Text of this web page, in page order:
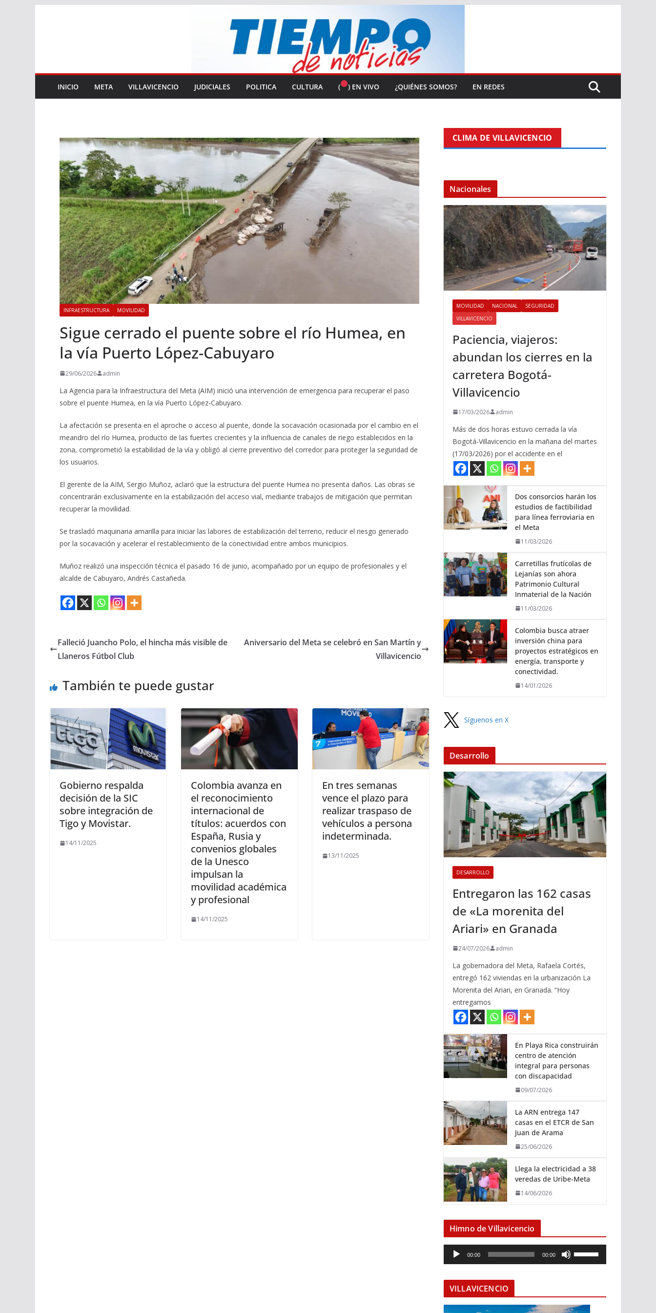
INICIO META VILLAVICENCIO JUDICIALES POLITICA CULTURA ( ) EN VIVO ¿QUIÉNES SOMOS? EN REDES
INFRAESTRUCTURA MOVILIDAD
Sigue cerrado el puente sobre el río Humea, en
la vía Puerto López-Cabuyaro
29/06/2026 admin
La Agencia para la Infraestructura del Meta (AIM) inició una intervención de emergencia para recuperar el paso
sobre el puente Humea, en la vía Puerto López-Cabuyaro.
La afectación se presenta en el aproche o acceso al puente, donde la socavación ocasionada por el cambio en el
meandro del río Humea, producto de las fuertes crecientes y la influencia de canales de riego establecidos en la
zona, comprometió la estabilidad de la vía y obligó al cierre preventivo del corredor para proteger la seguridad de
los usuarios.
El gerente de la AIM, Sergio Muñoz, aclaró que la estructura del puente Humea no presenta daños. Las obras se
concentrarán exclusivamente en la estabilización del acceso vial, mediante trabajos de mitigación que permitan
recuperar la movilidad.
Se trasladó maquinaria amarilla para iniciar las labores de estabilización del terreno, reducir el riesgo generado
por la socavación y acelerar el restablecimiento de la conectividad entre ambos municipios.
Muñoz realizó una inspección técnica el pasado 16 de junio, acompañado por un equipo de profesionales y el
alcalde de Cabuyaro, Andrés Castañeda.
Falleció Juancho Polo, el hincha más visible de
Llaneros Fútbol Club
Aniversario del Meta se celebró en San Martín y
Villavicencio
También te puede gustar
Gobierno respalda
decisión de la SIC
sobre integración de
Tigo y Movistar.
14/11/2025
Colombia avanza en
el reconocimiento
internacional de
títulos: acuerdos con
España, Rusia y
convenios globales
de la Unesco
impulsan la
movilidad académica
y profesional
14/11/2025
En tres semanas
vence el plazo para
realizar traspaso de
vehículos a persona
indeterminada.
13/11/2025
CLIMA DE VILLAVICENCIO
Nacionales
MOVILIDAD NACIONAL
SEGURIDAD
VILLAVICENCIO
Paciencia, viajeros:
abundan los cierres en la
carretera Bogotá-
Villavicencio
17/03/2026 admin
Más de dos horas estuvo cerrada la vía
Bogotá-Villavicencio en la mañana del martes
(17/03/2026) por el accidente en el
Dos consorcios harán los
estudios de factibilidad
para línea ferroviaria en
el Meta
11/03/2026
Carretillas frutícolas de
Lejanías son ahora
Patrimonio Cultural
Inmaterial de la Nación
11/03/2026
Colombia busca atraer
inversión china para
proyectos estratégicos en
energía, transporte y
conectividad.
14/01/2026
Síguenos en X
Desarrollo
DESARROLLO
Entregaron las 162 casas
de «La morenita del
Ariari» en Granada
24/07/2026 admin
La gobernadora del Meta, Rafaela Cortés,
entregó 162 viviendas en la urbanización La
Morenita del Ariari, en Granada. “Hoy
entregamos
En Playa Rica construirán
centro de atención
integral para personas
con discapacidad
09/07/2026
La ARN entrega 147
casas en el ETCR de San
Juan de Arama
25/06/2026
Llega la electricidad a 38
veredas de Uribe-Meta
14/06/2026
Himno de Villavicencio
e
o
00:00 00:00
i
z
VILLAVICENCIO